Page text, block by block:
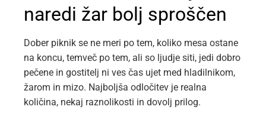
naredi žar bolj sproščen
Dober piknik se ne meri po tem, koliko mesa ostane
na koncu, temveč po tem, ali so ljudje siti, jedi dobro
pečene in gostitelj ni ves čas ujet med hladilnikom,
žarom in mizo. Najboljša odločitev je realna
količina, nekaj raznolikosti in dovolj prilog.